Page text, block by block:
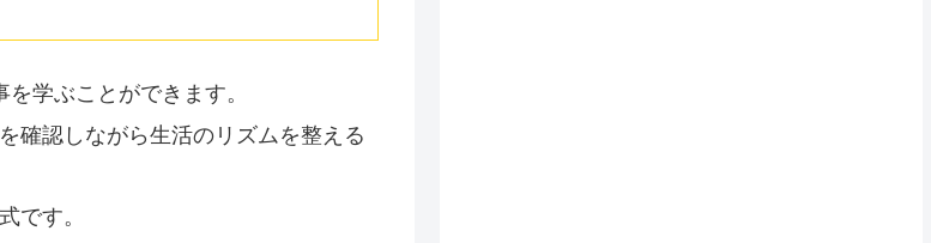
学ぶことができます。
確認しながら生活のリズムを整える
です。